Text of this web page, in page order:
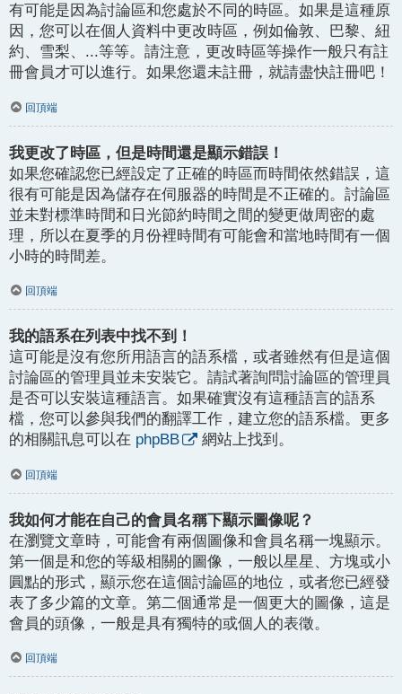
有可能是因為討論區和您處於不同的時區。如果是這種原
因，您可以在個人資料中更改時區，例如倫敦、巴黎、紐
約、雪梨、...等等。請注意，更改時區等操作一般只有註
冊會員才可以進行。如果您還未註冊，就請盡快註冊吧！
回頂端
我更改了時區，但是時間還是顯示錯誤！
如果您確認您已經設定了正確的時區而時間依然錯誤，這
很有可能是因為儲存在伺服器的時間是不正確的。討論區
並未對標準時間和日光節約時間之間的變更做周密的處
理，所以在夏季的月份裡時間有可能會和當地時間有一個
小時的時間差。
回頂端
我的語系在列表中找不到！
這可能是沒有您所用語言的語系檔，或者雖然有但是這個
討論區的管理員並未安裝它。請試著詢問討論區的管理員
是否可以安裝這種語言。如果確實沒有這種語言的語系
檔，您可以參與我們的翻譯工作，建立您的語系檔。更多
的相關訊息可以在 phpBB 網站上找到。
回頂端
我如何才能在自己的會員名稱下顯示圖像呢？
在瀏覽文章時，可能會有兩個圖像和會員名稱一塊顯示。
第一個是和您的等級相關的圖像，一般以星星、方塊或小
圓點的形式，顯示您在這個討論區的地位，或者您已經發
表了多少篇的文章。第二個通常是一個更大的圖像，這是
會員的頭像，一般是具有獨特的或個人的表徵。
回頂端